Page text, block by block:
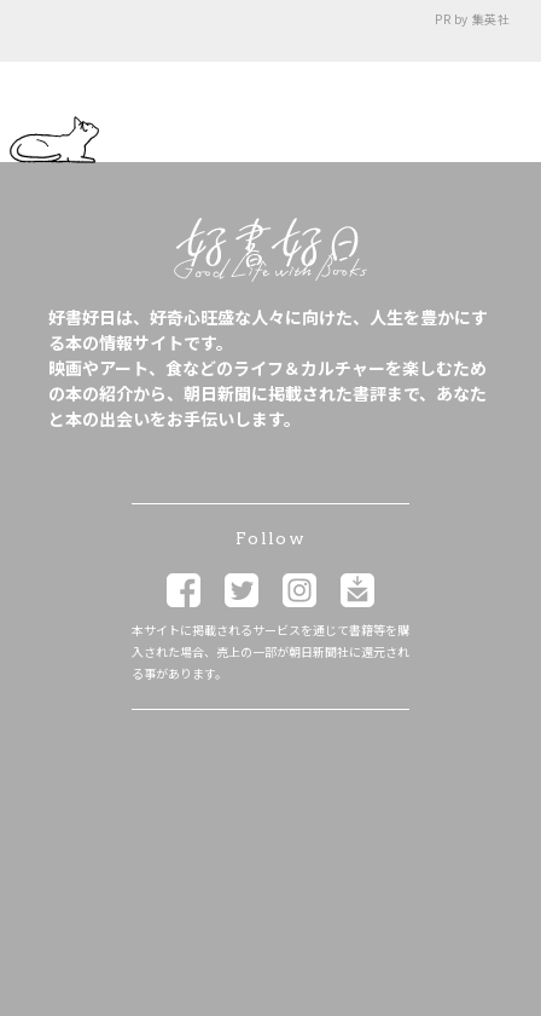
PR by 集英社
好書好日は、好奇心旺盛な人々に向けた、人生を豊かにす
る本の情報サイトです。
映画やアート、食などのライフ＆カルチャーを楽しむため
の本の紹介から、朝日新聞に掲載された書評まで、あなた
と本の出会いをお手伝いします。
Follow
本サイトに掲載されるサービスを通じて書籍等を購
入された場合、売上の一部が朝日新聞社に還元され
る事があります。